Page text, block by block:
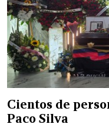
Cientos de
Paco Silva